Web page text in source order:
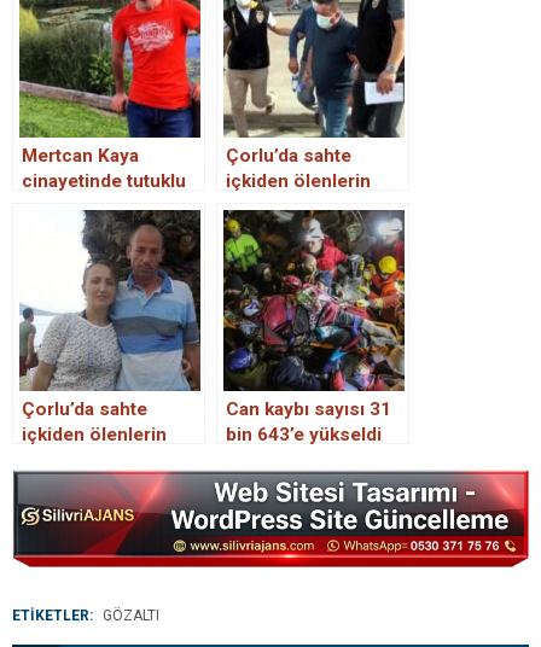
Mertcan Kaya
cinayetinde tutuklu
sayısı 8’e çıktı.
Çorlu’da sahte
içkiden ölenlerin
sayısı 6’ya yükseldi;
2 şüpheli tutuklandı.
Çorlu’da sahte
içkiden ölenlerin
Can kaybı sayısı 31
bin 643’e yükseldi
ETİKETLER: GÖZALTI